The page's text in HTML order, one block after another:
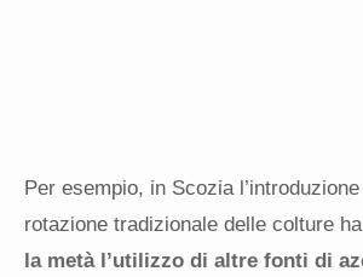
Per esempio, in Scozia
rotazione tradizionale delle colture ha
la metà l’utilizzo di altre fonti di